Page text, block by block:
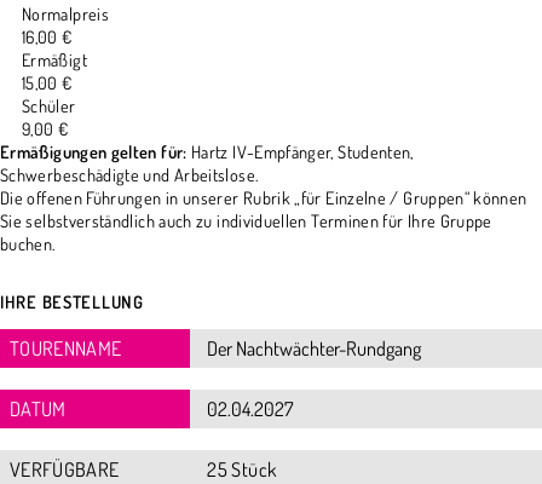
Normalpreis
16,00 €
Ermäßigt
15,00 €
Schüler
9,00 €
Ermäßigungen gelten für: Hartz IV-Empfänger, Studenten,
Schwerbeschädigte und Arbeitslose.
Die offenen Führungen in unserer Rubrik „für Einzelne / Gruppen“ können
Sie selbstverständlich auch zu individuellen Terminen für Ihre Gruppe
buchen.
IHRE BESTELLUNG
TOURENNAME
DATUM
VERFÜGBARE
25 Stück